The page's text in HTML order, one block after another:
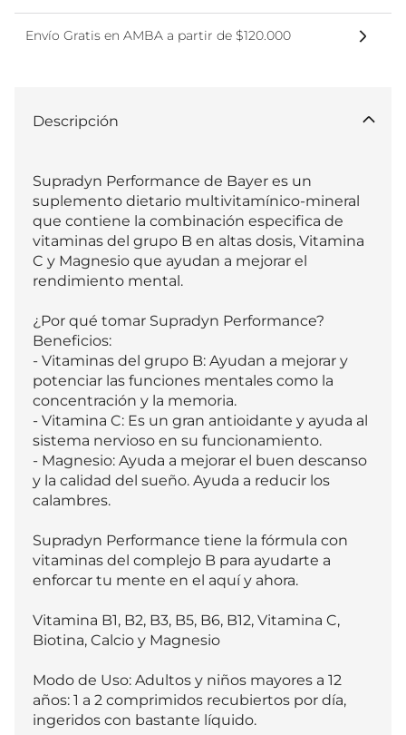
Envío Gratis en AMBA a partir de $120.000
Descripción
Supradyn Performance de Bayer es un
suplemento dietario multivitamínico-mineral
que contiene la combinación especifica de
vitaminas del grupo B en altas dosis, Vitamina
C y Magnesio que ayudan a mejorar el
rendimiento mental.
¿Por qué tomar Supradyn Performance?
Beneficios:
- Vitaminas del grupo B: Ayudan a mejorar y
potenciar las funciones mentales como la
concentración y la memoria.
- Vitamina C: Es un gran antioidante y ayuda al
sistema nervioso en su funcionamiento.
- Magnesio: Ayuda a mejorar el buen descanso
y la calidad del sueño. Ayuda a reducir los
calambres.
Supradyn Performance tiene la fórmula con
vitaminas del complejo B para ayudarte a
enforcar tu mente en el aquí y ahora.
Vitamina B1, B2, B3, B5, B6, B12, Vitamina C,
Biotina, Calcio y Magnesio
Modo de Uso: Adultos y niños mayores a 12
años: 1 a 2 comprimidos recubiertos por día,
ingeridos con bastante líquido.